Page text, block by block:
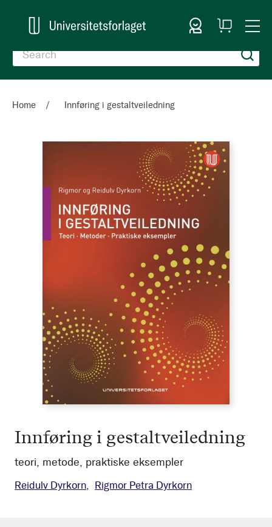
Sign In
My
Cart
Home Innføring i gestaltveiledning
Innføring i gestaltveiledning
teori, metode, praktiske eksempler
Reidulv Dyrkorn Rigmor Petra Dyrkorn